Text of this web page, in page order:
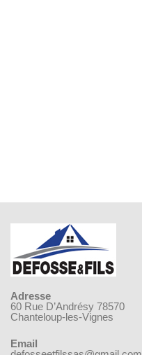
Adresse
60 Rue D’Andrésy 78570
Chanteloup-les-Vignes
Email